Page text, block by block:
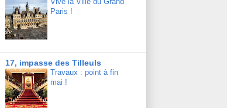
Paris !
17, impasse des Tilleuls
Travaux : point à fin
mai !